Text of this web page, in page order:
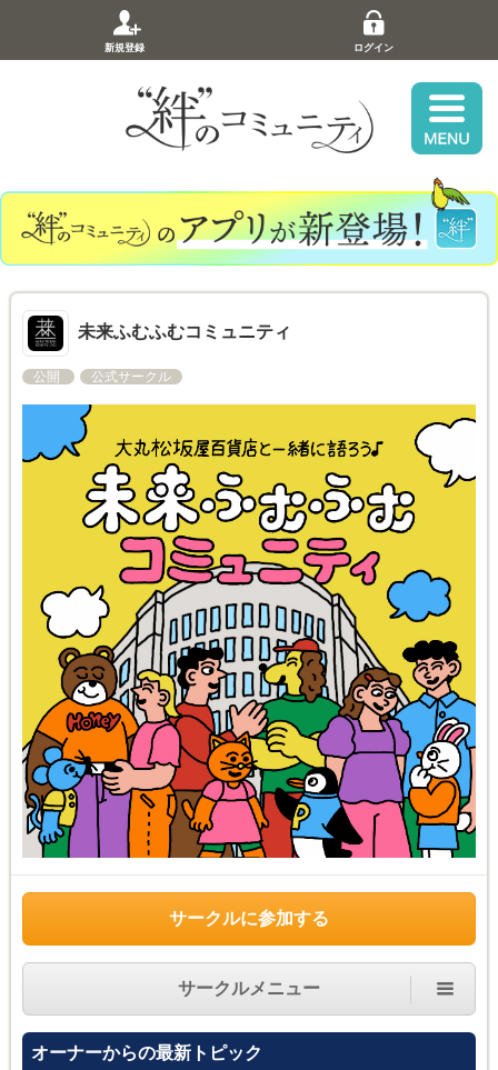
新規登録 ログイン
未来ふむふむコミュニティ
公開 公式サークル
サークルに参加する
サークルメニュー
オーナーからの最新トピック